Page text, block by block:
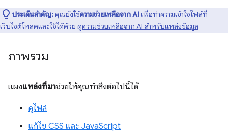
ประเด็นสำคัญ:คุณยังใช้ความช่วยเหลือจาก AI เพื่อทำความเข้าใจไฟล์ที่
เว็บไซต์โหลดและใช้ได้ด้วย ดูความช่วยเหลือจาก AI สำหรับแหล่งข้อมูล
ภาพรวม
แผงแหล่งที่มาช่วยให้คุณทำสิ่งต่อไปนี้ได้
ดูไฟล์
แก้ไข CSS และ JavaScript